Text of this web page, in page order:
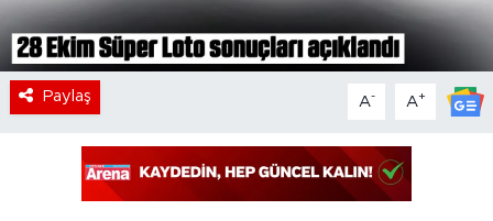
Paylaş A- A+